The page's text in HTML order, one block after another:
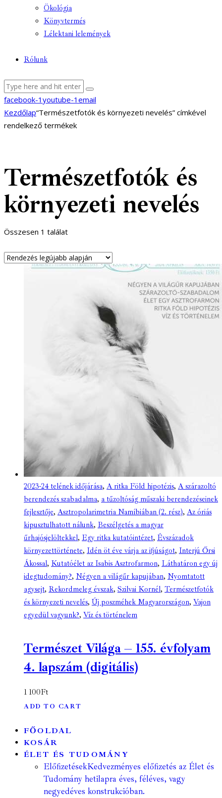
Ökológia
Könyvtermés
Lélektani lelemények
Rólunk
facebook-1 youtube-1 email
Kezdőlap“Természetfotók és környezeti nevelés” címkével
rendelkező termékek
Természetfotók és
környezeti nevelés
Összesen 1 találat
2023-24 telének időjárása, A ritka Föld hipotézis, A szárazoltó
berendezés szabadalma, a tűzoltóság műszaki berendezéseinek
fejlesztője, Asztropolarimetria Namíbiában (2. rész), Az óriás
kipusztulhatott nálunk, Beszélgetés a magyar
űrhajósjelöltekkel, Egy ritka kutatóintézet, Évszázadok
környezettörténete, Idén öt éve várja az ifjúságot, Interjú Őrsi
Ákossal, Kutatóélet az Isabis Asztrofarmon, Láthatáron egy új
idegtudomány?, Négyen a világűr kapujában, Nyomtatott
agysejt, Rekordmeleg évszak, Szilvai Kornél, Természetfotók
és környezeti nevelés, Új poszméhek Magyarországon, Vajon
egyedül vagyunk?, Víz és történelem
Természet Világa – 155. évfolyam
4. lapszám (digitális)
1 100Ft
ADD TO CART
FŐOLDAL
KOSÁR
ÉLET ÉS TUDOMÁNY
ElőfizetésekKedvezményes előfizetés az Élet és
Tudomány hetilapra éves, féléves, vagy
negyedéves konstrukcióban.